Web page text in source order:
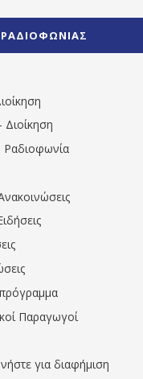
" artist="" ]
Ραδιοφωνία
Παραγωγοί
για διαφήμιση